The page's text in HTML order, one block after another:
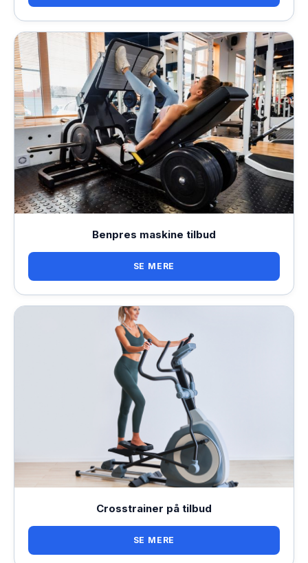
Benpres maskine tilbud
SE MERE
Crosstrainer på tilbud
SE MERE